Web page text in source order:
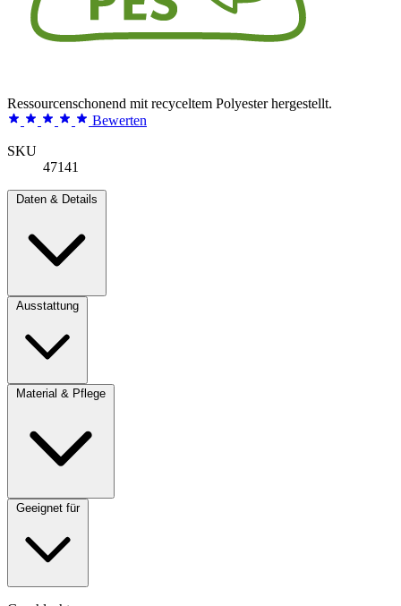
Ressourcenschonend mit recyceltem Polyester hergestellt.
Bewerten
SKU
47141
Daten & Details
Ausstattung
Material & Pflege
Geeignet für